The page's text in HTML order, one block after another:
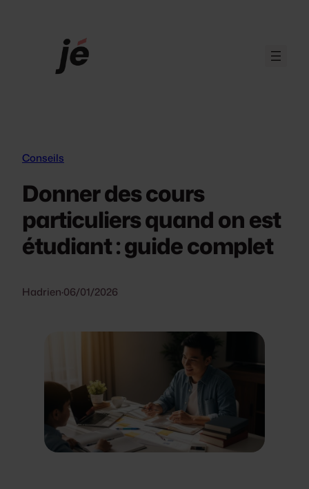
Conseils
Donner des cours
particuliers quand on est
étudiant : guide complet
Hadrien·06/01/2026